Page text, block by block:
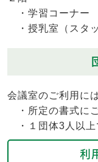
・学習コーナー
・授乳室（スタッ
会議室のご利用に
・所定の書式に
・１団体3人以上
利